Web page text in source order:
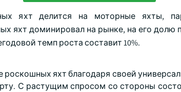
яхт делится на моторные яхты,
яхт доминировал на рынке, на его долю
темп роста составит 10%.
яхт благодаря своей
С растущим спросом со стороны